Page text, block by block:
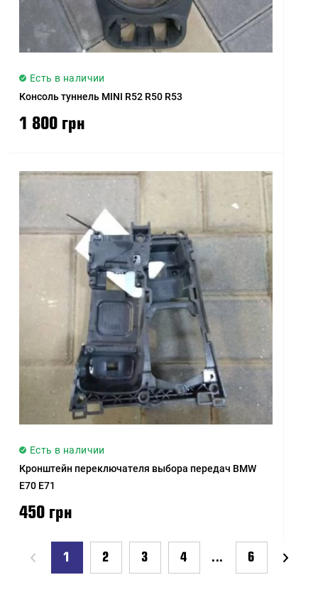
Есть в наличии
Консоль туннель MINI R52 R50 R53
1 800 грн
Есть в наличии
Кронштейн переключателя выбора передач BMW
E70 E71
450 грн
1 2 3 4 ... 6